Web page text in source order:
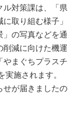
対策課は、「県
取り組む様子」
」の写真などを通
削減に向けた機運
やまぐちプラスチ
実施されます。
せが届きましたの